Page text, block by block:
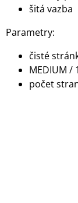
šitá vazba
Parametry:
čisté
MEDIUM /
počet